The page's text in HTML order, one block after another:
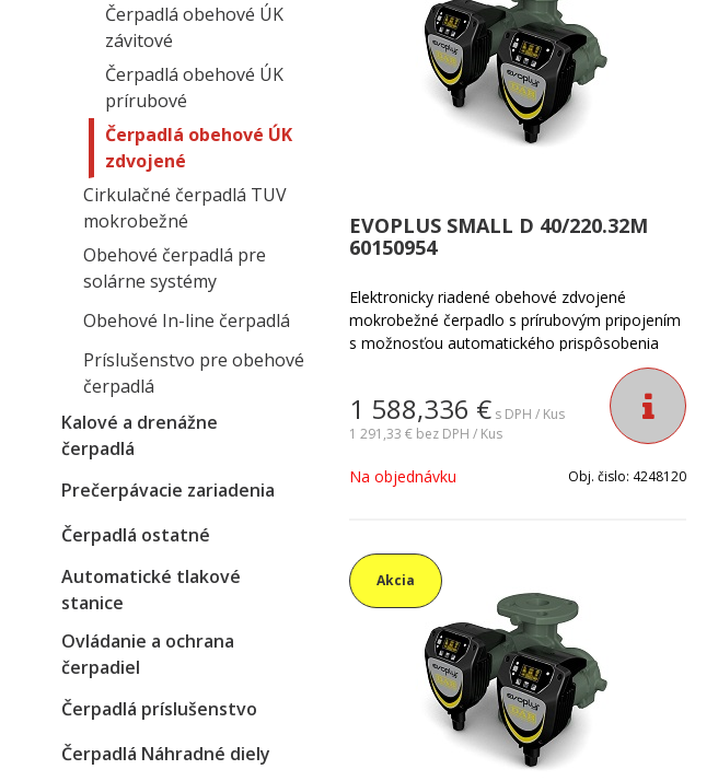
EVOPLUS SMALL D 40/220.32M
60150954
Elektronicky riadené obehové zdvojené
mokrobežné čerpadlo s prírubovým pripojením
s možnosťou automatického prispôsobenia
výkonu čerpadla skutočným požiadavkám
vykurovacích a klimatizačných systémov v
menších objektoch.
1 588,336 € s DPH / Kus
1 291,33 € bez DPH / Kus
Na objednávku Obj. čislo: 4248120
Akcia
Čerpadlá obehové ÚK
závitové
Čerpadlá obehové ÚK
prírubové
Čerpadlá obehové ÚK
zdvojené
Cirkulačné čerpadlá TUV
mokrobežné
Obehové čerpadlá pre
solárne systémy
Obehové In-line čerpadlá
Príslušenstvo pre obehové
čerpadlá
Kalové a drenážne
čerpadlá
Prečerpávacie zariadenia
Čerpadlá ostatné
Automatické tlakové
stanice
Ovládanie a ochrana
čerpadiel
Čerpadlá príslušenstvo
Čerpadlá Náhradné diely